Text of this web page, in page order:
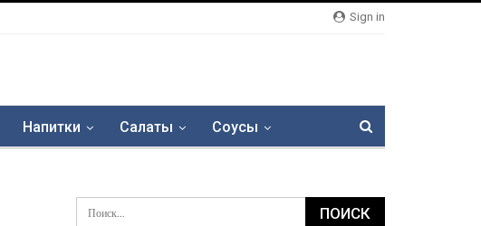
Sign in
Напитки Салаты Соусы